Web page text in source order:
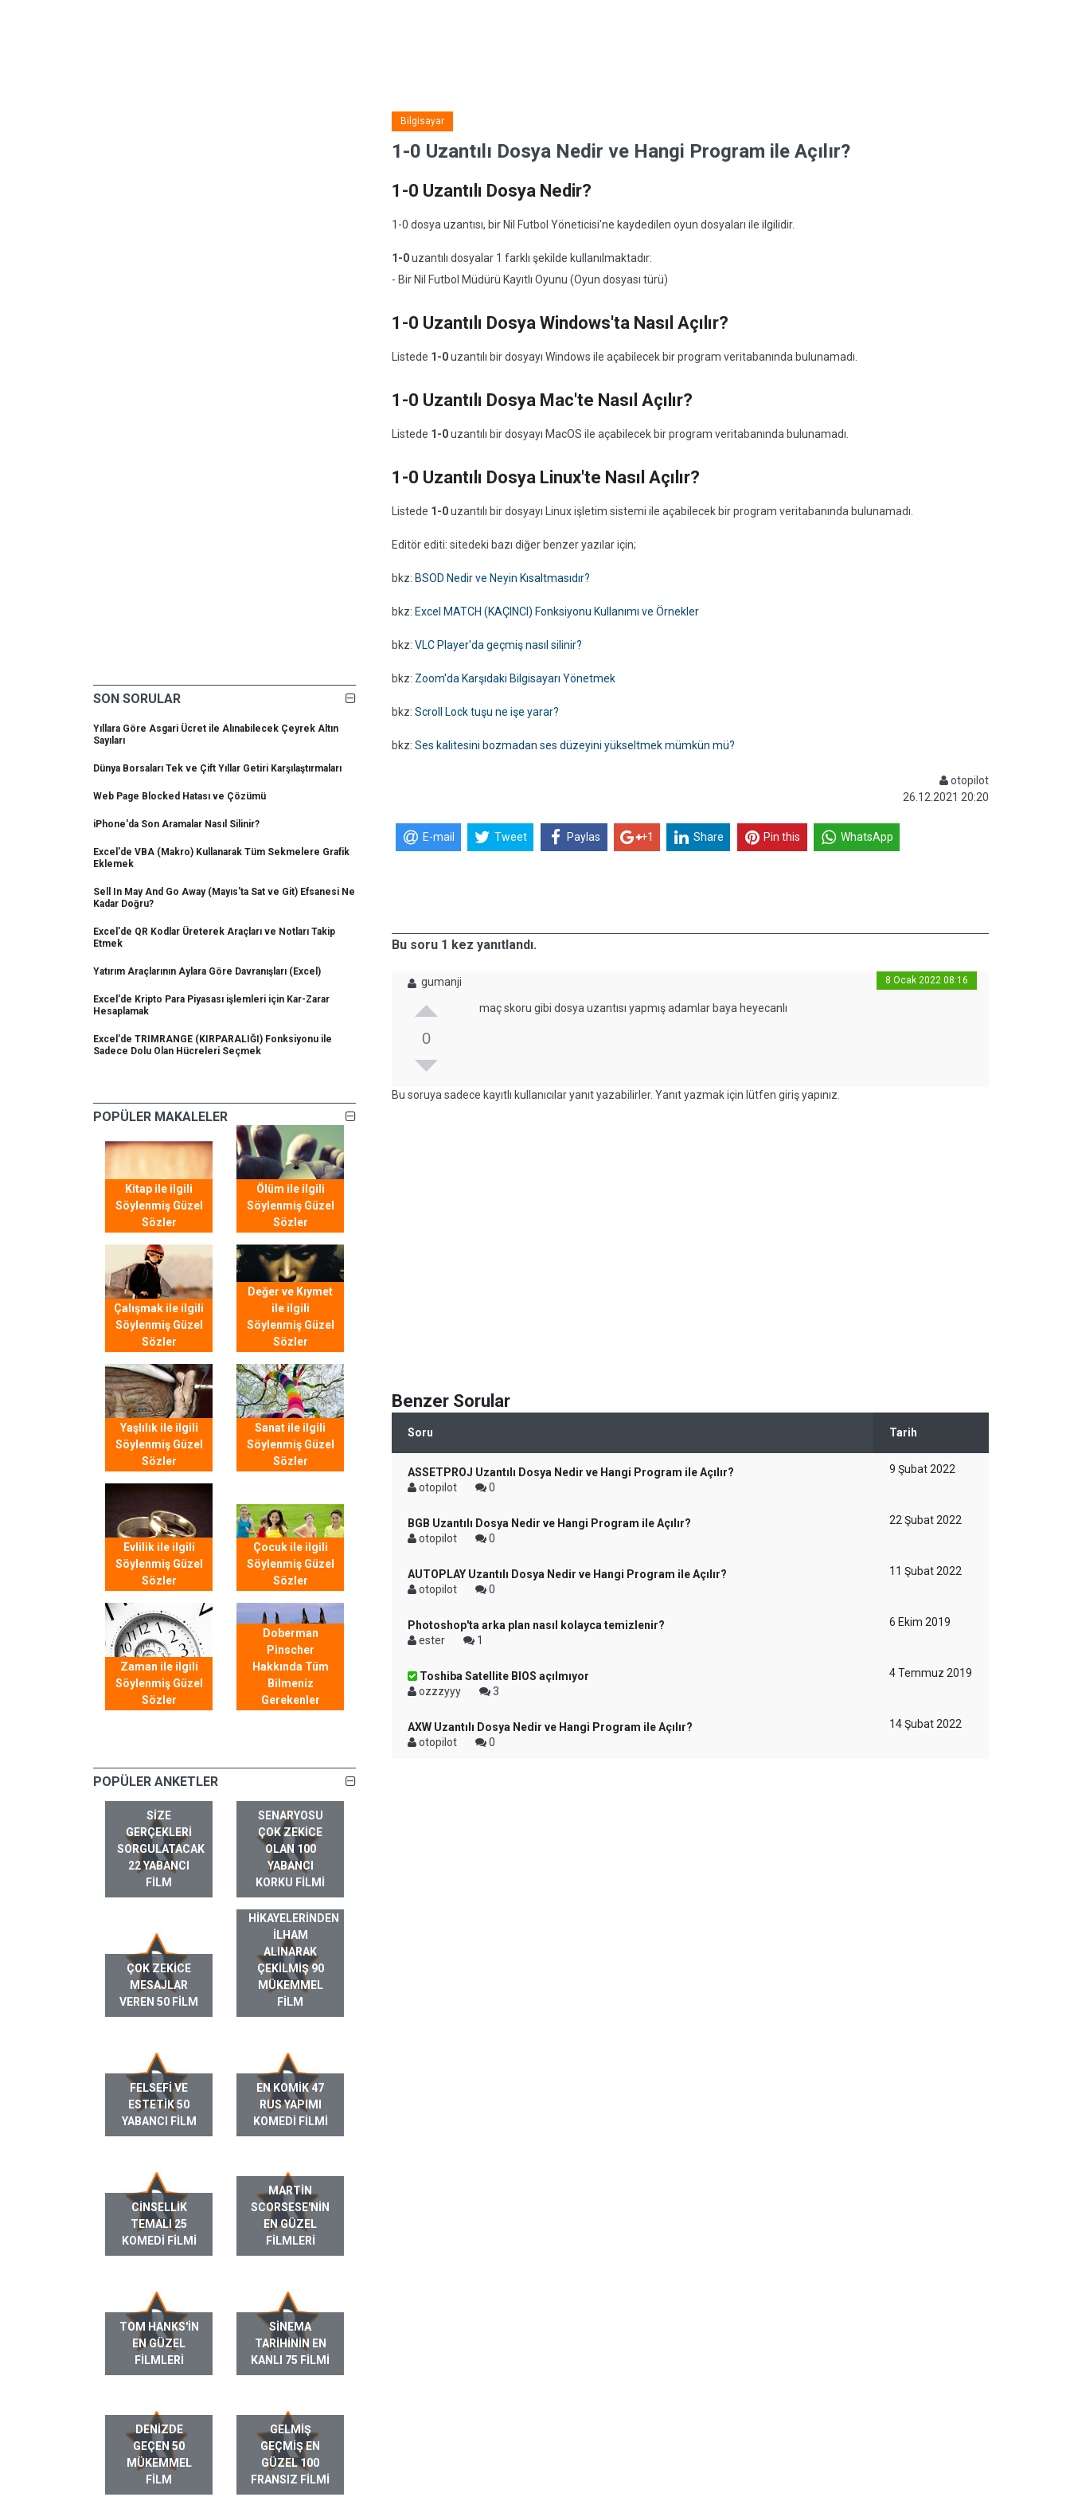
SON SORULAR
Yıllara Göre Asgari Ücret ile Alınabilecek Çeyrek Altın
Sayıları
Dünya Borsaları Tek ve Çift Yıllar Getiri Karşılaştırmaları
Web Page Blocked Hatası ve Çözümü
iPhone'da Son Aramalar Nasıl Silinir?
Excel'de VBA (Makro) Kullanarak Tüm Sekmelere Grafik
Eklemek
Sell In May And Go Away (Mayıs'ta Sat ve Git) Efsanesi Ne
Kadar Doğru?
Excel'de QR Kodlar Üreterek Araçları ve Notları Takip
Etmek
Yatırım Araçlarının Aylara Göre Davranışları (Excel)
Excel'de Kripto Para Piyasası işlemleri için Kar-Zarar
Hesaplamak
Excel'de TRIMRANGE (KIRPARALIĞI) Fonksiyonu ile
Sadece Dolu Olan Hücreleri Seçmek
POPÜLER MAKALELER
Kitap ile ilgili
Söylenmiş Güzel
Sözler
Ölüm ile ilgili
Söylenmiş Güzel
Sözler
Çalışmak ile ilgili
Söylenmiş Güzel
Sözler
Değer ve Kıymet
ile ilgili
Söylenmiş Güzel
Sözler
Yaşlılık ile ilgili
Söylenmiş Güzel
Sözler
Sanat ile ilgili
Söylenmiş Güzel
Sözler
Evlilik ile ilgili
Söylenmiş Güzel
Sözler
Çocuk ile ilgili
Söylenmiş Güzel
Sözler
Zaman ile ilgili
Söylenmiş Güzel
Sözler
Doberman
Pinscher
Hakkında Tüm
Bilmeniz
Gerekenler
POPÜLER ANKETLER
SIZE
GERÇEKLERI
SORGULATACAK
22 YABANCI
FILM
SENARYOSU
ÇOK ZEKICE
OLAN 100
YABANCI
KORKU FILMI
ÇOK ZEKICE
MESAJLAR
VEREN 50 FILM
GERÇEK HAYAT
HIKAYELERINDEN
ILHAM
ALINARAK
ÇEKILMIŞ 90
MÜKEMMEL
FILM
FELSEFI VE
ESTETIK 50
YABANCI FILM
EN KOMIK 47
RUS YAPIMI
KOMEDI FILMI
CINSELLIK
TEMALI 25
KOMEDI FILMI
MARTIN
SCORSESE'NIN
EN GÜZEL
FILMLERI
TOM HANKS'IN
EN GÜZEL
FILMLERI
SINEMA
TARIHININ EN
KANLI 75 FILMI
DENIZDE
GEÇEN 50
MÜKEMMEL
FILM
GELMIŞ
GEÇMIŞ EN
GÜZEL 100
FRANSIZ FILMI
Bilgisayar
1-0 Uzantılı Dosya Nedir ve Hangi Program ile Açılır?
1-0 Uzantılı Dosya Nedir?
1-0 dosya uzantısı, bir Nil Futbol Yöneticisi'ne kaydedilen oyun dosyaları ile ilgilidir.
1-0uzantılı dosyalar 1 farklı şekilde kullanılmaktadır:
- Bir Nil Futbol Müdürü Kayıtlı Oyunu (Oyun dosyası türü)
1-0 Uzantılı Dosya Windows'ta Nasıl Açılır?
Listede 1-0uzantılı bir dosyayı Windows ile açabilecek bir program veritabanında bulunamadı.
1-0 Uzantılı Dosya Mac'te Nasıl Açılır?
Listede 1-0uzantılı bir dosyayı MacOS ile açabilecek bir program veritabanında bulunamadı.
1-0 Uzantılı Dosya Linux'te Nasıl Açılır?
Listede 1-0uzantılı bir dosyayı Linux işletim sistemi ile açabilecek bir program veritabanında bulunamadı.
Editör editi: sitedeki bazı diğer benzer yazılar için;
bkz: BSOD Nedir ve Neyin Kısaltmasıdır?
bkz: Excel MATCH (KAÇINCI) Fonksiyonu Kullanımı ve Örnekler
bkz: VLC Player'da geçmiş nasıl silinir?
bkz: Zoom'da Karşıdaki Bilgisayarı Yönetmek
bkz: Scroll Lock tuşu ne işe yarar?
bkz: Ses kalitesini bozmadan ses düzeyini yükseltmek mümkün mü?
otopilot
26.12.2021 20:20
E-mail Tweet Paylas +1 Share Pin this WhatsApp
Bu soru 1 kez yanıtlandı.
gumanji 8 Ocak 2022 08:16
0
maç skoru gibi dosya uzantısı yapmış adamlar baya heyecanlı
Bu soruya sadece kayıtlı kullanıcılar yanıt yazabilirler. Yanıt yazmak için lütfen giriş yapınız.
Benzer Sorular
Soru Tarih
ASSETPROJ Uzantılı Dosya Nedir ve Hangi Program ile Açılır?
otopilot
0
9 Şubat 2022
BGB Uzantılı Dosya Nedir ve Hangi Program ile Açılır?
otopilot
0
22 Şubat 2022
AUTOPLAY Uzantılı Dosya Nedir ve Hangi Program ile Açılır?
otopilot
0
11 Şubat 2022
Photoshop'ta arka plan nasıl kolayca temizlenir?
ester
1
6 Ekim 2019
Toshiba Satellite BIOS açılmıyor
ozzzyyy
3
4 Temmuz 2019
AXW Uzantılı Dosya Nedir ve Hangi Program ile Açılır?
otopilot
0
14 Şubat 2022